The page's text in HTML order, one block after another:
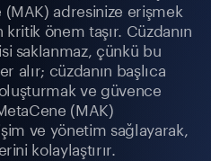
(MAK) adresinize erişmek
önem taşır. Cüzdanın
saklanmaz, çünkü bu
alır; cüzdanın başlıca
ve güvence
(MAK)
ve yönetim sağlayarak,
kolaylaştırır.